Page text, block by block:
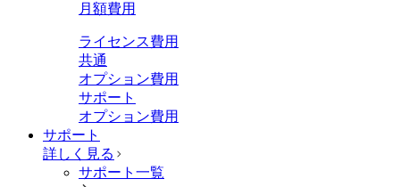
月額費用
ライセンス費用
共通
オプション費用
サポート
オプション費用
サポート
詳しく見る
サポート一覧